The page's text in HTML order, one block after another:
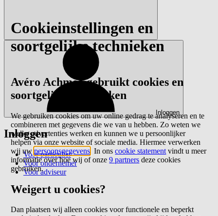
Inloggen
Inloggen
Voor particulier
Voor ondernemer
Voor adviseur
Cookieinstellingen en
soortgelijke technieken
Avéro Achmea gebruikt cookies en
soortgelijke technieken
We gebruiken cookies om uw online gedrag te analyseren en te
combineren met gegevens die we van u hebben. Zo weten we
welke advertenties werken en kunnen we u persoonlijker
helpen via onze website of sociale media. Hiermee verwerken
wij uwpersoonsgegevens . In onscookie statement vindt u meer
informatie over hoe wij of onze9 partners deze cookies
gebruiken.
Weigert u cookies?
Dan plaatsen wij alleen cookies voor functionele en beperkt